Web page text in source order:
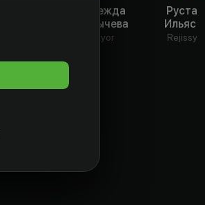
Надежда
Жарычева
Aktyor Rejissyor